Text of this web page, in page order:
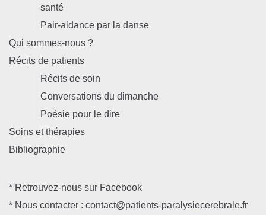
santé
Pair-aidance par la danse
Qui sommes-nous ?
Récits de patients
Récits de soin
Conversations du dimanche
Poésie pour le dire
Soins et thérapies
Bibliographie
* Retrouvez-nous sur Facebook
* Nous contacter : contact@patients-paralysiecerebrale.fr